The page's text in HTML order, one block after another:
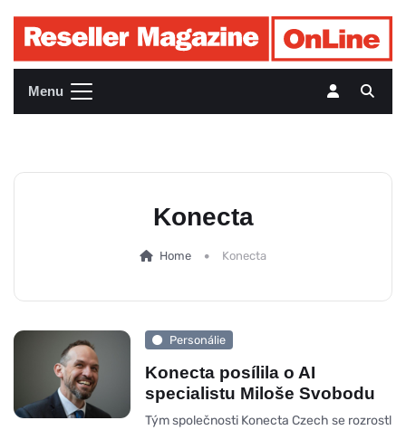
Menu
Konecta
Home Konecta
Personálie
Konecta posílila o AI
specialistu Miloše Svobodu
Tým společnosti Konecta Czech se rozrostl